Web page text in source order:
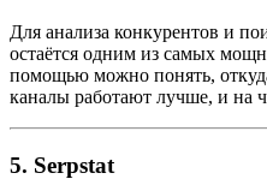
Для анализа конкурентов и
остаётся одним из самых
помощью можно понять,
каналы работают лучше, и на
5. Serpstat